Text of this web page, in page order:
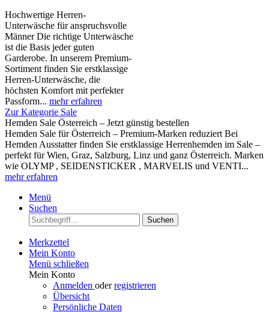
Hochwertige Herren-
Unterwäsche für anspruchsvolle
Männer Die richtige Unterwäsche
ist die Basis jeder guten
Garderobe. In unserem Premium-
Sortiment finden Sie erstklassige
Herren-Unterwäsche, die
höchsten Komfort mit perfekter
Passform... mehr erfahren
Zur Kategorie Sale
Hemden Sale Österreich – Jetzt günstig bestellen
Hemden Sale für Österreich – Premium-Marken reduziert Bei
Hemden Ausstatter finden Sie erstklassige Herrenhemden im Sale –
perfekt für Wien, Graz, Salzburg, Linz und ganz Österreich. Marken
wie OLYMP , SEIDENSTICKER , MARVELIS und VENTI...
mehr erfahren
Menü
Suchen
Suchen
Merkzettel
Mein Konto
Menü schließen
Mein Konto
Anmelden oderregistrieren
Übersicht
Persönliche Daten